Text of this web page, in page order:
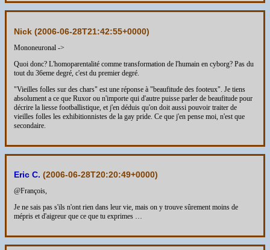
Nick (2006-06-28T21:42:55+0000)
Mononeuronal ->
Quoi donc? L'homoparentalité comme transformation de l'humain en cyborg? Pas du
tout du 36eme degré, c'est du premier degré.
"Vieilles folles sur des chars" est une réponse à "beaufitude des footeux". Je tiens
absolument a ce que Ruxor ou n'importe qui d'autre puisse parler de beaufitude pour
décrire la liesse footballistique, et j'en déduis qu'on doit aussi pouvoir traiter de
vieilles folles les exhibitionnistes de la gay pride. Ce que j'en pense moi, n'est que
secondaire.
Eric C. (2006-06-28T20:20:49+0000)
@François,
Je ne sais pas s'ils n'ont rien dans leur vie, mais on y trouve sûrement moins de
mépris et d'aigreur que ce que tu exprimes …